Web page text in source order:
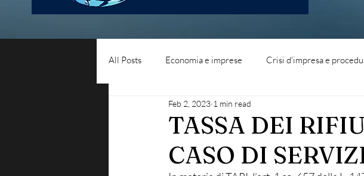
All Posts Economia e imprese Crisi d'impresa e
Diritto del lavoro Blog - liquidità aziendale
TASSA DEI
CASO DI
Feb 2, 2023 1 min read